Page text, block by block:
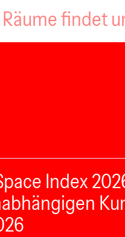
findet
Index